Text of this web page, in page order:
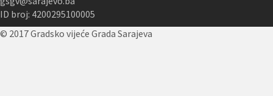
ID broj: 4200295100005
© 2017 Gradsko vijeće Grada Sarajeva